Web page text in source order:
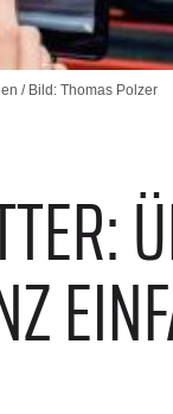
/ Bild: Thomas Polzer